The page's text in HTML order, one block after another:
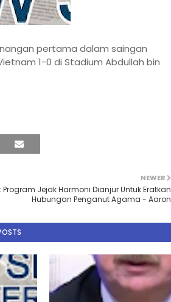
pertama dalam saingan
1-0 di Stadium Abdullah bin
NEWER
Program Jejak Harmoni Dianjur Untuk Eratkan
Hubungan Penganut Agama - Aaron